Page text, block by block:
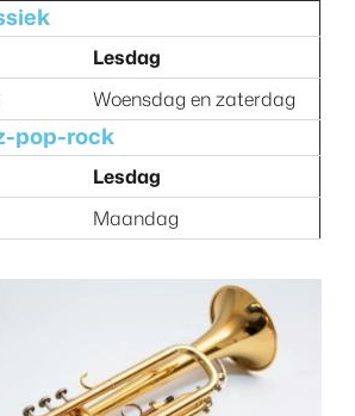
Lesdag
Woensdag en zaterdag
pop-rock
Lesdag
Maandag